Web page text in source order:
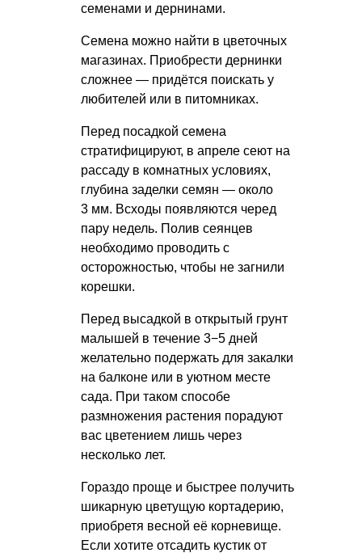
семенами и дернинами.
Семена можно найти в цветочных
магазинах. Приобрести дернинки
сложнее — придётся поискать у
любителей или в питомниках.
Перед посадкой семена
стратифицируют, в апреле сеют на
рассаду в комнатных условиях,
глубина заделки семян — около
3 мм. Всходы появляются черед
пару недель. Полив сеянцев
необходимо проводить с
осторожностью, чтобы не загнили
корешки.
Перед высадкой в открытый грунт
малышей в течение 3−5 дней
желательно подержать для закалки
на балконе или в уютном месте
сада. При таком способе
размножения растения порадуют
вас цветением лишь через
несколько лет.
Гораздо проще и быстрее получить
шикарную цветущую кортадерию,
приобретя весной её корневище.
Если хотите отсадить кустик от